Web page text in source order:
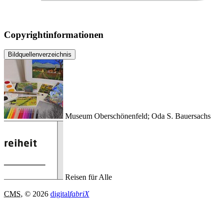
Copyrightinformationen
Bildquellenverzeichnis
Museum Oberschönenfeld; Oda S. Bauersachs
Reisen für Alle
CMS, © 2026 digitalfabriX